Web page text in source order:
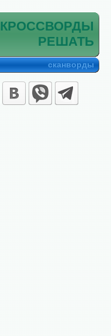
КРОССВОРДЫ
РЕШАТЬ
сканворды